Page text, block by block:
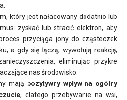
który jest naładowany dodatnio lub
zyskać lub stracić elektron, aby
przyciąga jony do cząsteczek
a gdy się łączą, wywołują reakcję,
eliminując przykre
nas środowisko.
mają pozytywny wpływ na ogólny
, dlatego przebywanie na wsi,